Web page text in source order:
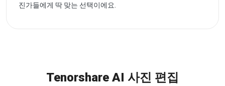
진가들에게 딱 맞는 선택이에요.
Tenorshare AI 사진 편집